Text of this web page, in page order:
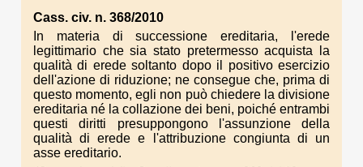
Cass. civ. n. 368/2010
In materia di successione ereditaria, l'erede
legittimario che sia stato pretermesso acquista la
qualità di erede soltanto dopo il positivo esercizio
dell'azione di riduzione; ne consegue che, prima di
questo momento, egli non può chiedere la divisione
ereditaria né la collazione dei beni, poiché entrambi
questi diritti presuppongono l'assunzione della
qualità di erede e l'attribuzione congiunta di un
asse ereditario.